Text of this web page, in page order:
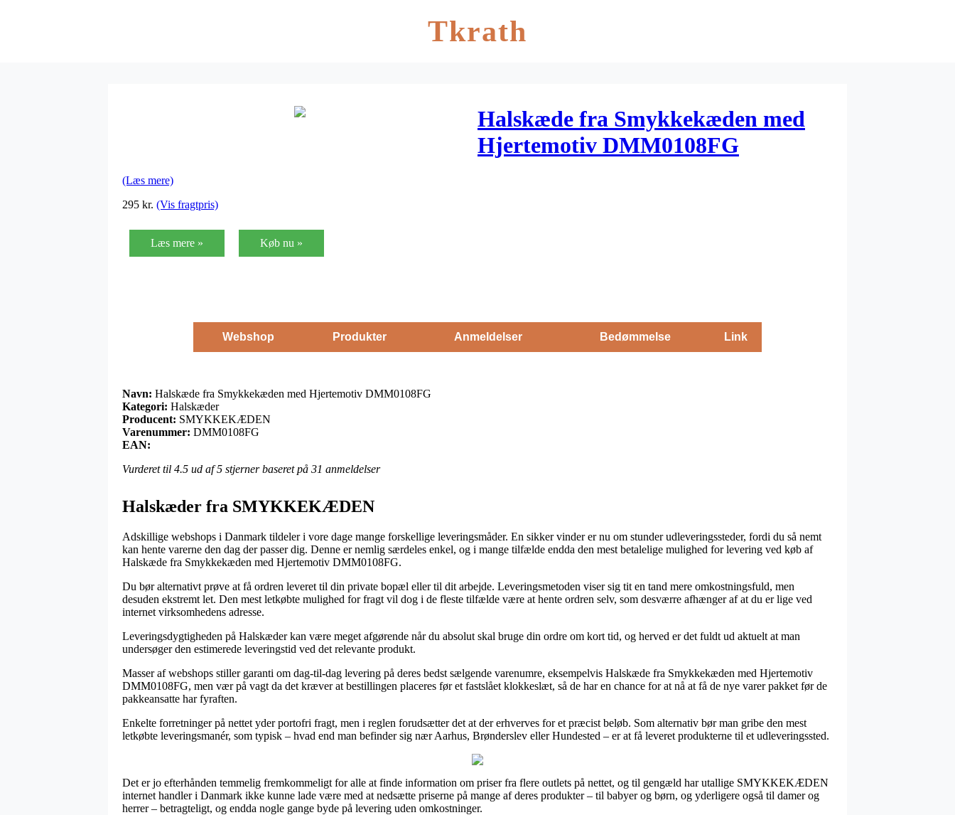
Tkrath
Halskæde fra Smykkekæden med
Hjertemotiv DMM0108FG
(Læs mere)
295 kr. (Vis fragtpris)
Læs mere » Køb nu »
Webshop Produkter Anmeldelser Bedømmelse Link
Navn: Halskæde fra Smykkekæden med Hjertemotiv DMM0108FG
Kategori: Halskæder
Producent: SMYKKEKÆDEN
Varenummer: DMM0108FG
EAN:
Vurderet til 4.5 ud af 5 stjerner baseret på 31 anmeldelser
Halskæder fra SMYKKEKÆDEN
Adskillige webshops i Danmark tildeler i vore dage mange forskellige leveringsmåder. En sikker vinder er nu om stunder udleveringssteder, fordi du så nemt
kan hente varerne den dag der passer dig. Denne er nemlig særdeles enkel, og i mange tilfælde endda den mest betalelige mulighed for levering ved køb af
Halskæde fra Smykkekæden med Hjertemotiv DMM0108FG.
Du bør alternativt prøve at få ordren leveret til din private bopæl eller til dit arbejde. Leveringsmetoden viser sig tit en tand mere omkostningsfuld, men
desuden ekstremt let. Den mest letkøbte mulighed for fragt vil dog i de fleste tilfælde være at hente ordren selv, som desværre afhænger af at du er lige ved
internet virksomhedens adresse.
Leveringsdygtigheden på Halskæder kan være meget afgørende når du absolut skal bruge din ordre om kort tid, og herved er det fuldt ud aktuelt at man
undersøger den estimerede leveringstid ved det relevante produkt.
Masser af webshops stiller garanti om dag-til-dag levering på deres bedst sælgende varenumre, eksempelvis Halskæde fra Smykkekæden med Hjertemotiv
DMM0108FG, men vær på vagt da det kræver at bestillingen placeres før et fastslået klokkeslæt, så de har en chance for at nå at få de nye varer pakket før de
pakkeansatte har fyraften.
Enkelte forretninger på nettet yder portofri fragt, men i reglen forudsætter det at der erhverves for et præcist beløb. Som alternativ bør man gribe den mest
letkøbte leveringsmanér, som typisk – hvad end man befinder sig nær Aarhus, Brønderslev eller Hundested – er at få leveret produkterne til et udleveringssted.
Det er jo efterhånden temmelig fremkommeligt for alle at finde information om priser fra flere outlets på nettet, og til gengæld har utallige SMYKKEKÆDEN
internet handler i Danmark ikke kunne lade være med at nedsætte priserne på mange af deres produkter – til babyer og børn, og yderligere også til damer og
herrer – betragteligt, og endda nogle gange byde på levering uden omkostninger.